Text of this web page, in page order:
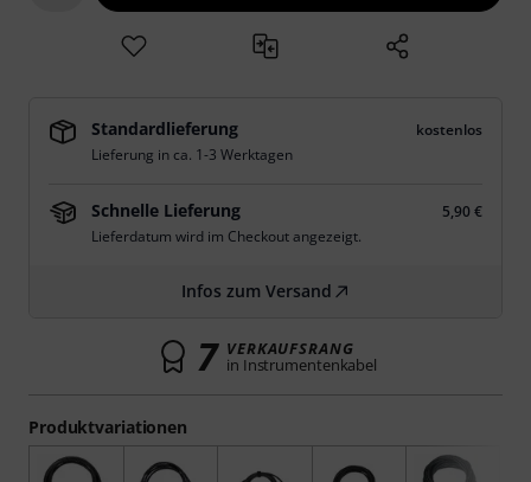
Produktvariationen
Standardlieferung
kostenlos
Lieferung in ca. 1-3 Werktagen
Schnelle Lieferung
5,90 €
Lieferdatum wird im Checkout angezeigt.
Infos zum Versand
7 VERKAUFSRANG
in Instrumentenkabel